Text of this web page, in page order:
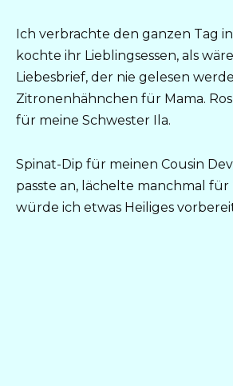
Ich verbrachte den ganzen Tag
kochte ihr Lieblingsessen, als
Liebesbrief, der nie gelesen
Zitronenhähnchen für Mama.
für meine Schwester Ila.
Spinat-Dip für meinen Cousin
passte an, lächelte manchmal für
würde ich etwas Heiliges